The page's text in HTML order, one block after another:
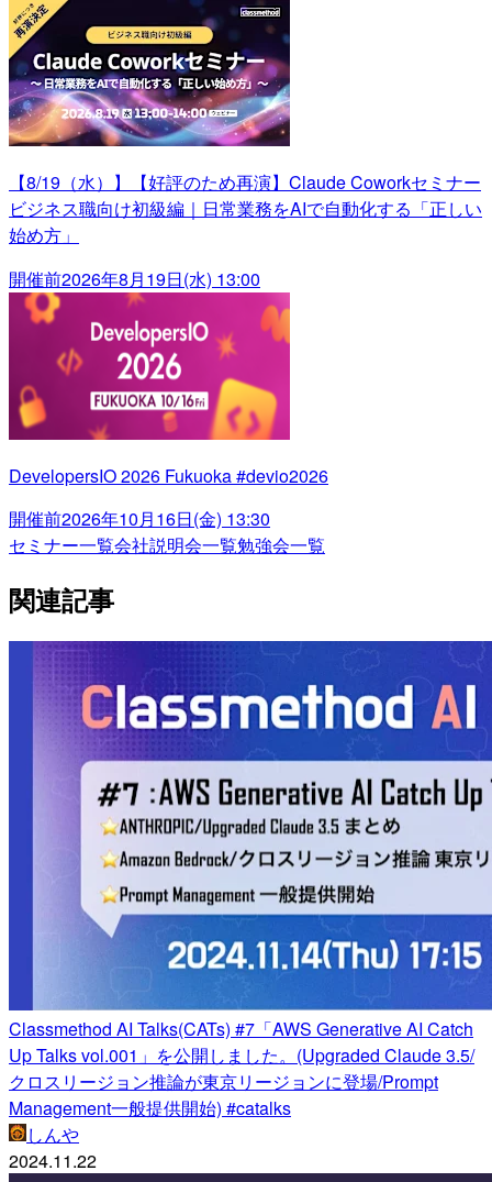
【8/19（水）】【好評のため再演】Claude Coworkセミナー
ビジネス職向け初級編｜日常業務をAIで自動化する「正しい
始め方」
開催前2026年8月19日(水) 13:00
DevelopersIO 2026 Fukuoka #devio2026
開催前2026年10月16日(金) 13:30
セミナー一覧会社説明会一覧勉強会一覧
関連記事
Classmethod AI Talks(CATs) #7「AWS Generative AI Catch
Up Talks vol.001」を公開しました。(Upgraded Claude 3.5/
クロスリージョン推論が東京リージョンに登場/Prompt
Management一般提供開始) #catalks
しんや
2024.11.22